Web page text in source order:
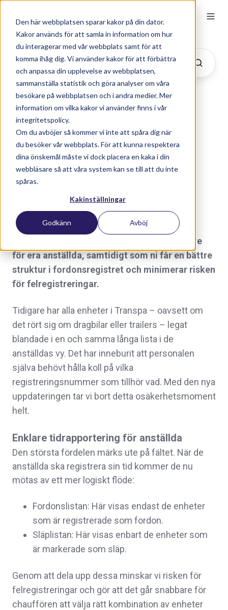
Den här webbplatsen sparar kakor på din dator.
Kakor används för att samla in information om hur
du interagerar med vår webbplats samt för att
komma ihåg dig. Vi använder kakor för att förbättra
och anpassa din upplevelse av webbplatsen,
sammanställa statistik och göra analyser om våra
besökare på webbplatsen och i andra medier. Mer
information om vilka kakor vi använder finns i vår
integritetspolicy.
Om du avböjer så kommer vi inte att spåra dig när
du besöker vår webbplats. För att kunna respektera
dina önskemål måste vi dock placera en kaka i din
webbläsare så att våra system kan se till att du inte
spåras.
Kakinställningar
Godkänn Avböj
Nu separeras fordon och
släp i Transpa
AvTranspaden den 15 april 2026 14:25:04 CEST
Nu lanserar vi en efterlängtad uppdatering i
Transpa där fordon och släp delas upp i
separata listor. Denna förändring gör
tidrapporteringen både enklare och tydligare
för era anställda, samtidigt som ni får en bättre
struktur i fordonsregistret och minimerar risken
för felregistreringar.
Tidigare har alla enheter i Transpa – oavsett om
det rört sig om dragbilar eller trailers – legat
blandade i en och samma långa lista i de
anställdas vy. Det har inneburit att personalen
själva behövt hålla koll på vilka
registreringsnummer som tillhör vad. Med den nya
uppdateringen tar vi bort detta osäkerhetsmoment
helt.
Enklare tidrapportering för anställda
Den största fördelen märks ute på fältet. När de
anställda ska registrera sin tid kommer de nu
mötas av ett mer logiskt flöde:
Fordonslistan: Här visas endast de enheter
som är registrerade som fordon.
Släplistan: Här visas enbart de enheter som
är markerade som släp.
Genom att dela upp dessa minskar vi risken för
felregistreringar och gör att det går snabbare för
chauffören att välja rätt kombination av enheter